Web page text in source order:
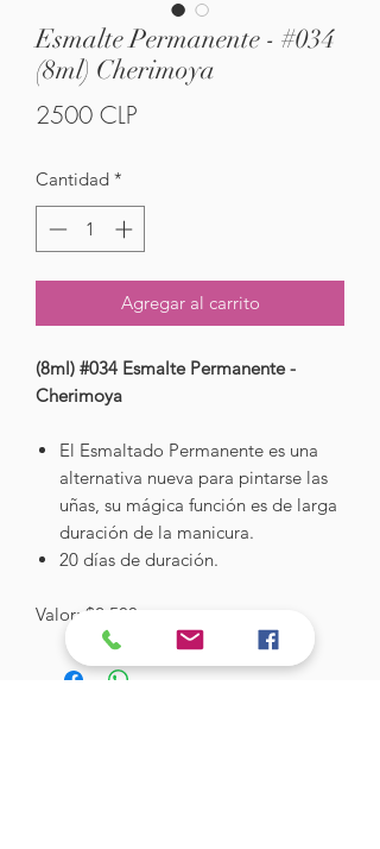
Esmalte Permanente - #034
(8ml) Cherimoya
2500 CLPPrecio
Cantidad *
Agregar al carrito
(8ml) #034 Esmalte Permanente -
Cherimoya
El Esmaltado Permanente es una
alternativa nueva para pintarse las
uñas, su mágica función es de larga
duración de la manicura.
20 días de duración.
Valor: $2.500